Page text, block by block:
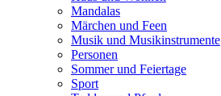
Mandalas
Märchen und Feen
Musik und Musikinstrumente
Personen
Sommer und Feiertage
Sport